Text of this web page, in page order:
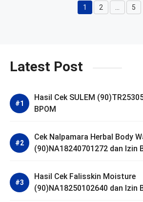
Halaman
1 Halaman
2 5
Latest Post
Hasil Cek SULEM
BPOM
Cek Nalpamara Herbal Body
(90)NA18240701272 dan Izin
Hasil Cek Falisskin Moisture
(90)NA18250102640 dan Izin